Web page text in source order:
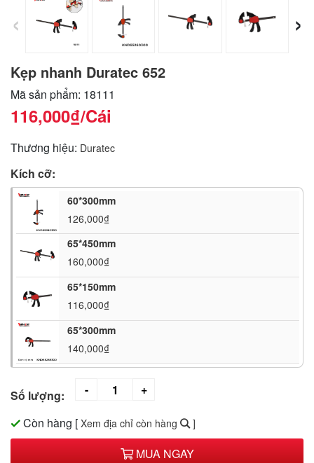
‹ ›
Kẹp nhanh Duratec 652
Mã sản phẩm: 18111
116,000₫/Cái
Thương hiệu: Duratec
Kích cỡ:
60*300mm
126,000₫
65*450mm
160,000₫
65*150mm
116,000₫
65*300mm
140,000₫
Số lượng:
Còn hàng [ Xem địa chỉ còn hàng ]
MUA NGAY